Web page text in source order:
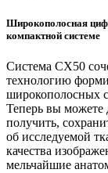
Широкополосная
компактной системе
Система CX50
технологию
широкополосных
Теперь вы
получить,
об исследуемой
качества
мельчайшие